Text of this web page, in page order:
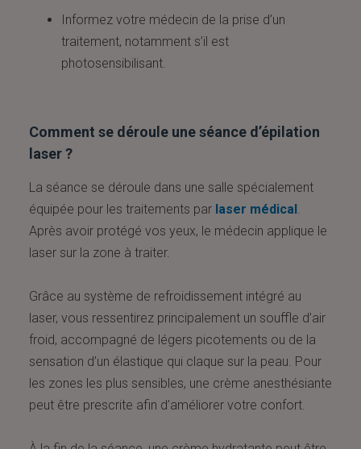
Informez votre médecin de la prise d’un
traitement, notamment s’il est
photosensibilisant.
Comment se déroule une séance d’épilation
laser ?
La séance se déroule dans une salle spécialement
équipée pour les traitements par laser médical.
Après avoir protégé vos yeux, le médecin applique le
laser sur la zone à traiter.
Grâce au système de refroidissement intégré au
laser, vous ressentirez principalement un souffle d’air
froid, accompagné de légers picotements ou de la
sensation d’un élastique qui claque sur la peau. Pour
les zones les plus sensibles, une crème anesthésiante
peut être prescrite afin d’améliorer votre confort.